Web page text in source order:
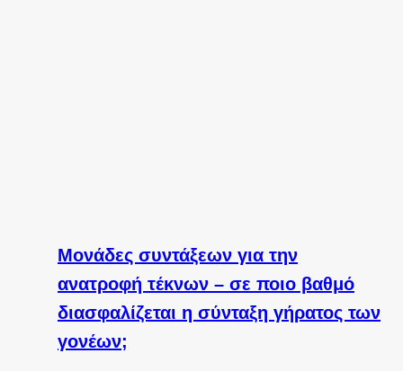
Μονάδες συντάξεων για την
ανατροφή τέκνων – σε ποιο βαθμό
διασφαλίζεται η σύνταξη γήρατος των
γονέων;